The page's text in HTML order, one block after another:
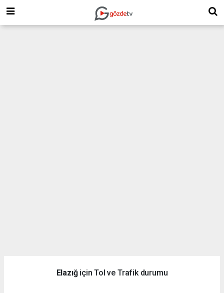
Elazığ için Tol ve Trafik durumu